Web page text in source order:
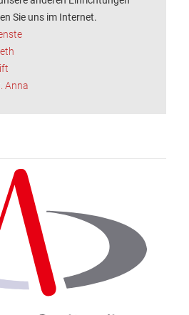
Sie uns im Internet.
Anna